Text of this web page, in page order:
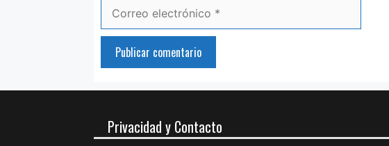
electrónico
Privacidad y Contacto